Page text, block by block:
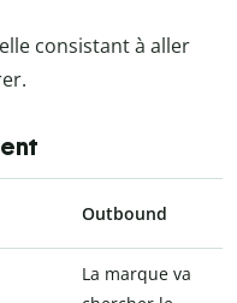
consistant à aller
Outbound
La marque va